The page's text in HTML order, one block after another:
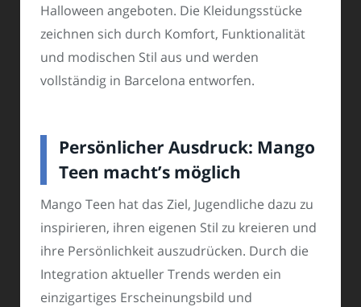
Halloween angeboten. Die Kleidungsstücke
zeichnen sich durch Komfort, Funktionalität
und modischen Stil aus und werden
vollständig in Barcelona entworfen.
Persönlicher Ausdruck: Mango
Teen macht’s möglich
Mango Teen hat das Ziel, Jugendliche dazu zu
inspirieren, ihren eigenen Stil zu kreieren und
ihre Persönlichkeit auszudrücken. Durch die
Integration aktueller Trends werden ein
einzigartiges Erscheinungsbild und